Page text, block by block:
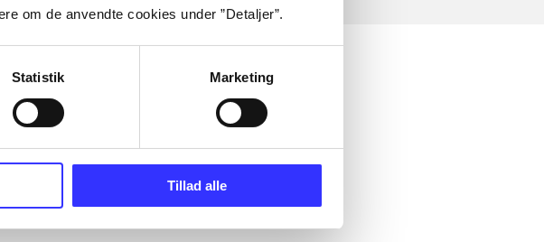
om de anvendte cookies under ”Detaljer”.
Statistik Marketing
Tillad alle